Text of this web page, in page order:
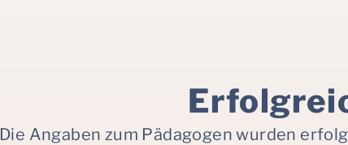
Die Angaben zum Pädagogen wurden